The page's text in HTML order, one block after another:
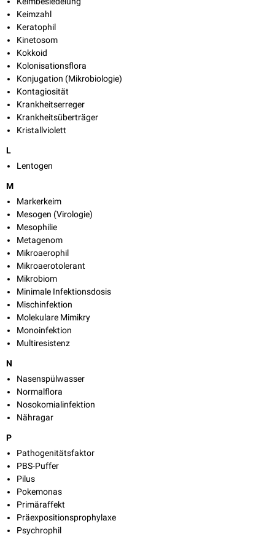
Keimzahl
Keratophil
Kinetosom
Kokkoid
Kolonisationsflora
Konjugation (Mikrobiologie)
Kontagiosität
Krankheitserreger
Krankheitsüberträger
Kristallviolett
L
Lentogen
M
Markerkeim
Mesogen (Virologie)
Mesophilie
Metagenom
Mikroaerophil
Mikroaerotolerant
Mikrobiom
Minimale Infektionsdosis
Mischinfektion
Molekulare Mimikry
Monoinfektion
Multiresistenz
N
Nasenspülwasser
Normalflora
Nosokomialinfektion
Nähragar
P
Pathogenitätsfaktor
PBS-Puffer
Pilus
Pokemonas
Primäraffekt
Präexpositionsprophylaxe
Psychrophil